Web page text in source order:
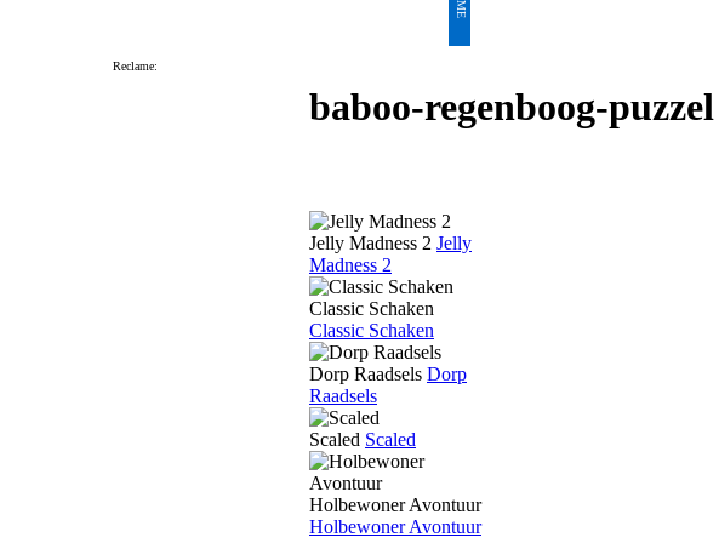
Reclame:
baboo-regenboog-puzzel
Jelly Madness 2 Jelly
Madness 2
Classic Schaken
Classic Schaken
Dorp Raadsels Dorp
Raadsels
Scaled Scaled
Holbewoner Avontuur
Holbewoner Avontuur